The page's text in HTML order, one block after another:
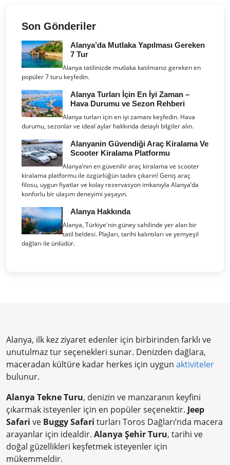
Son Gönderiler
Alanya’da Mutlaka Yapılması Gereken
7 Tur
Alanya tatilinizde mutlaka katılmanız gereken en
popüler 7 turu keşfedin.
Alanya Turları İçin En İyi Zaman –
Hava Durumu ve Sezon Rehberi
Alanya turları için en iyi zamanı keşfedin. Hava
durumu, sezonlar ve ideal aylar hakkında detaylı bilgiler alın.
Alanyanin Güvendiği Araç Kiralama Ve
Scooter Kiralama Platformu
Alanya’nın en güvenilir araç kiralama ve scooter
kiralama platformu ile özgürlüğün tadını çıkarın! Geniş araç
filosu, uygun fiyatlar ve kolay rezervasyon imkanıyla Alanya’da
konforlu bir ulaşım deneyimi yaşayın.
Alanya Hakkında
Alanya, Türkiye'nin güney sahilinde yer alan bir
tatil beldesi. Plajları, tarihi kalıntıları ve yemyeşil
dağları ile ünlüdür.
Alanya, ilk kez ziyaret edenler için birbirinden farklı ve
unutulmaz tur seçenekleri sunar. Denizden dağlara,
maceradan kültüre kadar herkes için uygun aktiviteler
bulunur.
Alanya Tekne Turu, denizin ve manzaranın keyfini
çıkarmak isteyenler için en popüler seçenektir. Jeep
Safari ve Buggy Safari turları Toros Dağları’nda macera
arayanlar için idealdir. Alanya Şehir Turu, tarihi ve
doğal güzellikleri keşfetmek isteyenler için
mükemmeldir.